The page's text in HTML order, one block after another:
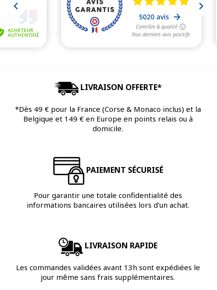
LIVRAISON OFFERTE*
*Dès 49 € pour la France (Corse & Monaco inclus) et la
Belgique et 149 € en Europe en points relais ou à
domicile.
PAIEMENT SÉCURISÉ
Pour garantir une totale confidentialité des
informations bancaires utilisées lors d'un achat.
LIVRAISON RAPIDE
Les commandes validées avant 13h sont expédiées le
jour même sans frais supplémentaires.